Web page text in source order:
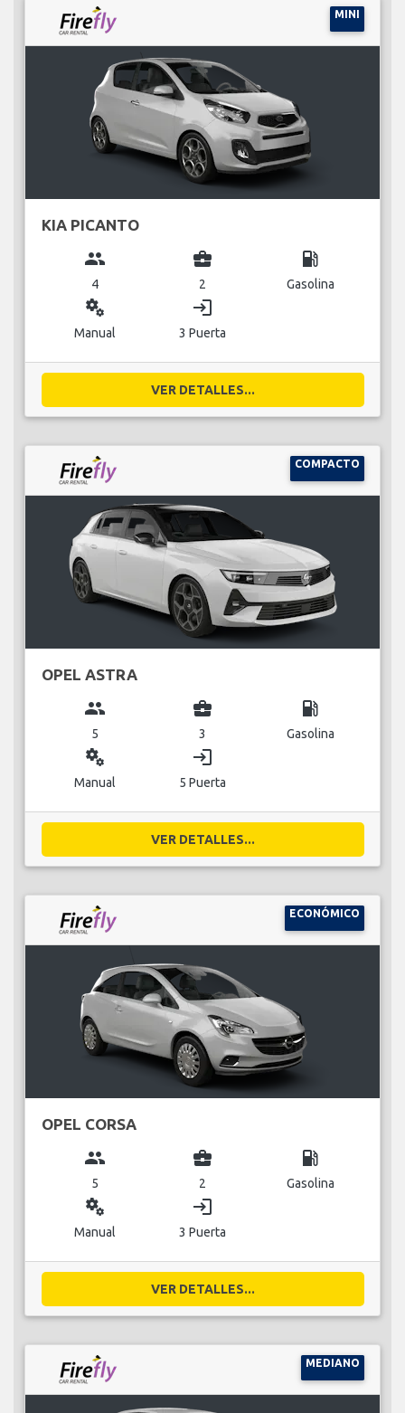
MINI
KIA PICANTO
group
4
business_center
2
local_gas_station
Gasolina
miscellaneous_services
Manual
login
3 Puerta
VER DETALLES...
COMPACTO
OPEL ASTRA
group
5
business_center
3
local_gas_station
Gasolina
miscellaneous_services
Manual
login
5 Puerta
VER DETALLES...
ECONÓMICO
OPEL CORSA
group
5
business_center
2
local_gas_station
Gasolina
miscellaneous_services
Manual
login
3 Puerta
VER DETALLES...
MEDIANO